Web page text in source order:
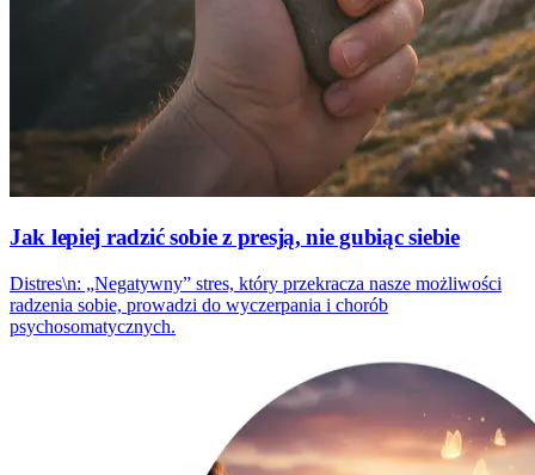
Jak lepiej radzić sobie z presją, nie gubiąc siebie
Distres\n: „Negatywny” stres, który przekracza nasze możliwości
radzenia sobie, prowadzi do wyczerpania i chorób
psychosomatycznych.